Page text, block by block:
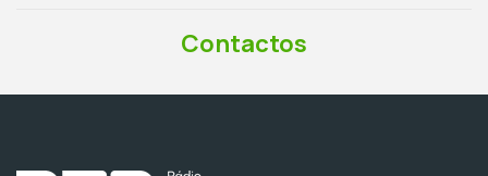
Contactos